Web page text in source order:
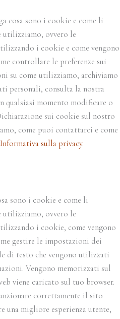
cosa sono i cookie e come li
ovvero le
i cookie e come vengono
controllare le preferenze sui
su come utilizziamo, archiviamo
personali, consulta la nostra
qualsiasi momento modificare o
sui cookie sul nostro
come puoi contattarci e come
Informativa sulla privacy.
sono i cookie e come li
ovvero le
i cookie, come vengono
gestire le impostazioni dei
di testo che vengono utilizzati
Vengono memorizzati sul
viene caricato sul tuo browser.
correttamente il sito
una migliore esperienza utente,